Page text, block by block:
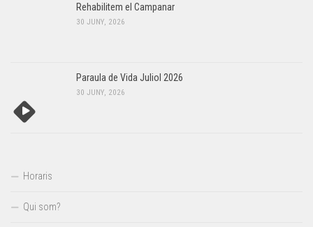
Rehabilitem el Campanar
30 JUNY, 2026
Paraula de Vida Juliol 2026
30 JUNY, 2026
Horaris
Qui som?